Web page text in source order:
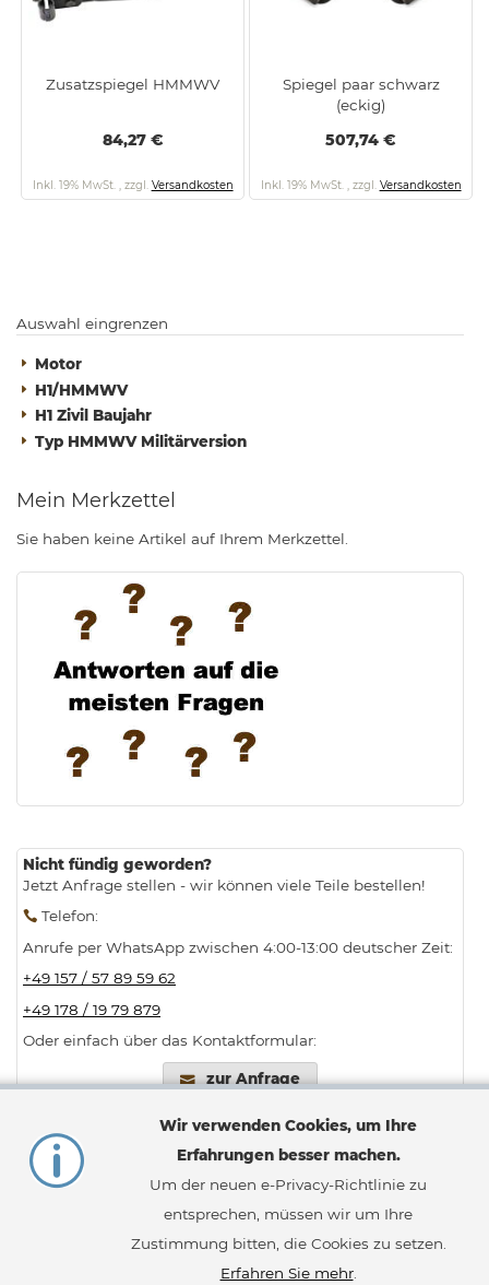
Wir verwenden Cookies, um Ihre
Erfahrungen besser machen.
Um der neuen e-Privacy-Richtlinie zu
entsprechen, müssen wir um Ihre
Zustimmung bitten, die Cookies zu setzen.
Erfahren Sie mehr.
Zusatzspiegel HMMWV
84,27 €
Inkl. 19% MwSt. zzgl. Versandkosten
Spiegel paar schwarz
(eckig)
507,74 €
Inkl. 19% MwSt. zzgl. Versandkosten
Auswahl eingrenzen
Motor
H1/HMMWV
H1 Zivil Baujahr
Typ HMMWV Militärversion
Mein Merkzettel
Sie haben keine Artikel auf Ihrem Merkzettel.
Nicht fündig geworden?
Jetzt Anfrage stellen - wir können viele Teile bestellen!
Telefon:
Anrufe per WhatsApp zwischen 4:00-13:00 deutscher Zeit:
+49 157 / 57 89 59 62
+49 178 / 19 79 879
Oder einfach über das Kontaktformular:
zur Anfrage
AGB
Impressum